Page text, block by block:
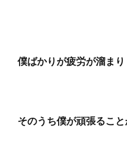
僕ばかりが疲労が溜まり
そのうち僕が頑張るこ